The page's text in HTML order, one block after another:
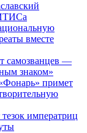
вместе
самозванцев —
знаком»
примет
императриц